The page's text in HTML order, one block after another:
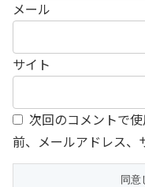
メール
サイト
次回のコメントで
前、メールアドレス、